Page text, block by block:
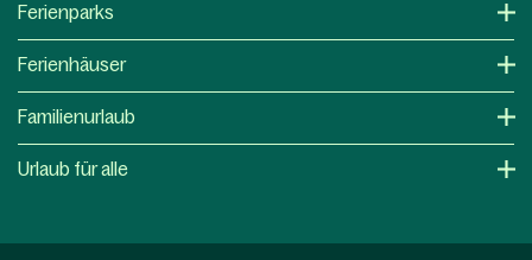
Ferienparks
Ferienhäuser
Familienurlaub
Urlaub für alle